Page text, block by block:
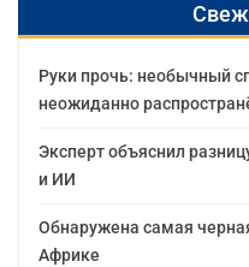
Руки прочь: необычный
неожиданно
Эксперт объяснил
и ИИ
Обнаружена самая
Африке